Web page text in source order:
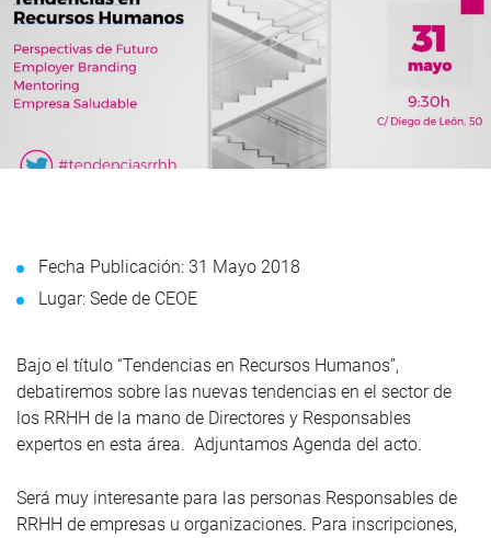
Fecha Publicación: 31 Mayo 2018
Lugar: Sede de CEOE
Bajo el título “Tendencias en Recursos Humanos”,
debatiremos sobre las nuevas tendencias en el sector de
los RRHH de la mano de Directores y Responsables
expertos en esta área. Adjuntamos Agenda del acto.
Será muy interesante para las personas Responsables de
RRHH de empresas u organizaciones. Para inscripciones,